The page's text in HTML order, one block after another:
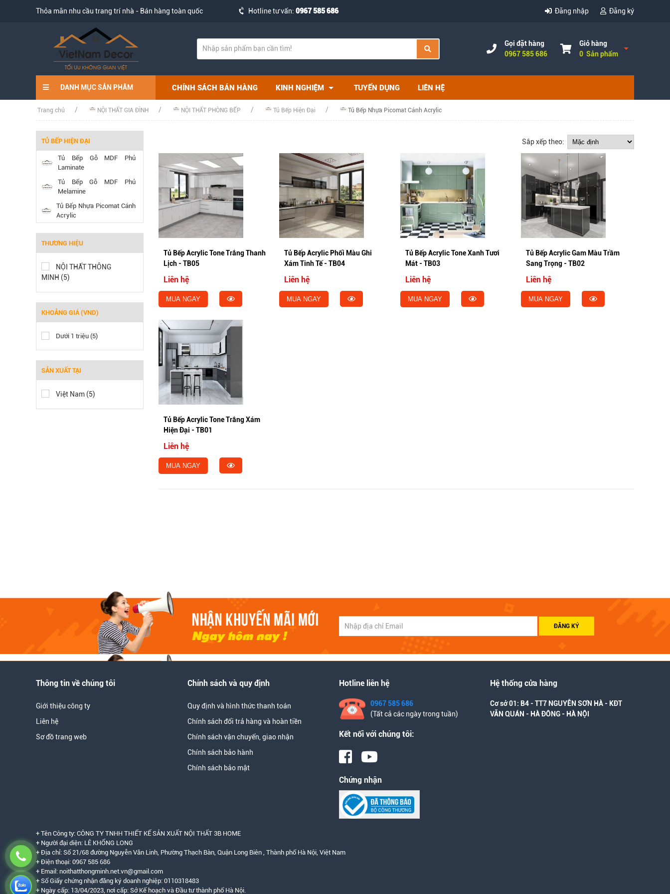
Thỏa mãn nhu cầu trang trí nhà - Bán hàng toàn quốc Hotline tư vấn: 0967 585 686 Đăng nhập Đăng ký
Giỏ hàng
0 Sản phẩm
Gọi đặt hàng
0967 585 686
DANH MỤC SẢN PHÂM CHÍNH SÁCH BÁN HÀNG KINH NGHIỆM TUYỂN DỤNG LIÊN HỆ
Trang chủ NỘI THẤT GIA ĐÌNH NỘI THẤT PHÒNG BẾP Tủ Bếp Hiện Đại Tủ Bếp Nhựa Picomat Cánh Acrylic
TỦ BẾP HIỆN ĐẠI
Tủ Bếp Gỗ MDF Phủ
Laminate
Tủ Bếp Gỗ MDF Phủ
Melamine
Tủ Bếp Nhựa Picomat Cánh
Acrylic
THƯƠNG HIỆU
NỘI THẤT THÔNG
MINH (5)
KHOẢNG GIÁ (VND)
Dưới 1 triệu (5)
SẢN XUẤT TẠI
Việt Nam (5)
Sắp xếp theo:
Tủ Bếp Acrylic Tone Trắng Thanh
Lịch - TB05
Liên hệ
MUA NGAY
Tủ Bếp Acrylic Phối Màu Ghi
Xám Tinh Tế - TB04
Liên hệ
MUA NGAY
Tủ Bếp Acrylic Tone Xanh Tươi
Mát - TB03
Liên hệ
MUA NGAY
Tủ Bếp Acrylic Gam Màu Trầm
Sang Trọng - TB02
Liên hệ
MUA NGAY
Tủ Bếp Acrylic Tone Trắng Xám
Hiện Đại - TB01
Liên hệ
MUA NGAY
ĐĂNG KÝ
Thông tin về chúng tôi
Giới thiệu công ty
Liên hệ
Sơ đồ trang web
Chính sách và quy định
Quy định và hình thức thanh toán
Chính sách đổi trả hàng và hoàn tiền
Chính sách vận chuyển, giao nhận
Chính sách bảo hành
Chính sách bảo mật
Hotline liên hệ
0967 585 686
(Tất cả các ngày trong tuần)
Kết nối với chúng tôi:
Chứng nhận
Hệ thống cửa hàng
Cơ sở 01: B4 - TT7 NGUYỄN SƠN HÀ - KĐT
VĂN QUÁN - HÀ ĐÔNG - HÀ NỘI
+ Tên Công ty: CÔNG TY TNHH THIẾT KẾ SẢN XUẤT NỘI THẤT 3B HOME
+ Người đại diện: LÊ KHỔNG LONG
+ Địa chỉ: Số 21/68 đường Nguyễn Văn Linh, Phường Thạch Bàn, Quận Long Biên , Thành phố Hà Nội, Việt Nam
+ Điện thoại: 0967 585 686
+ Email: noithatthongminh.net.vn@gmail.com
+ Số Giấy chứng nhận đăng ký doanh nghiệp: 0110318483
+ Ngày cấp: 13/04/2023, nơi cấp: Sở Kế hoạch và Đầu tư thành phố Hà Nội.